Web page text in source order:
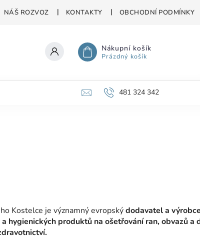
NÁŠ ROZVOZ KONTAKTY OBCHODNÍ PODMÍNKY
Nákupní košík
Prázdný košík
481 324 342
Kostelce je významný evropskýdodavatel a
hygienických produktů na ošetřování ran, obvazů a